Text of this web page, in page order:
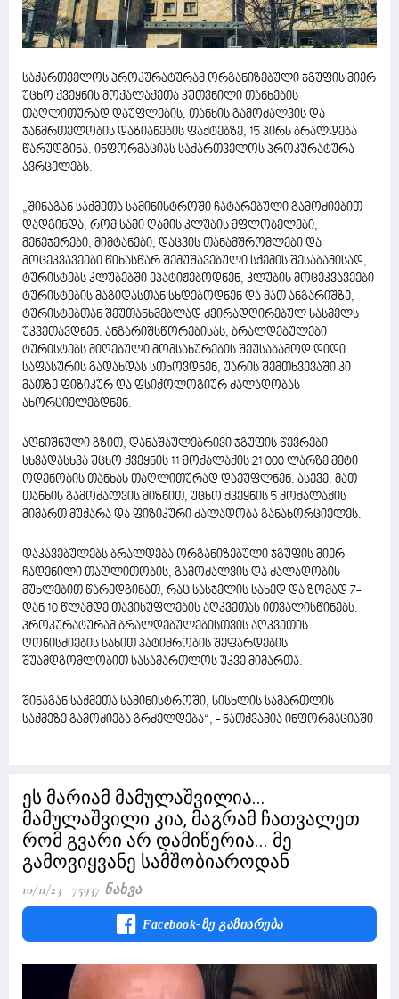
საქართველოს პროკურატურამ ორგანიზებული ჯგუფის მიერ
უცხო ქვეყნის მოქალაქეთა კუთვნილი თანხების
თაღლითურად დაუფლების, თანხის გამოძალვის და
ჯანმრთელობის დაზიანების ფაქტებზე, 15 პირს ბრალდება
წარუდგინა. ინფორმაციას საქართველოს პროკურატურა
ავრცელებს.
„შინაგან საქმეთა სამინისტროში ჩატარებული გამოძიებით
დადგინდა, რომ სამი ღამის კლუბის მფლობელები,
მენეჯერები, მიმტანები, დაცვის თანამშრომლები და
მოცეკვავეები წინასწარ შემუშავებული სქემის შესაბამისად,
ტურისტებს კლუბებში ეპატიჟებოდნენ, კლუბის მოცეკვავეები
ტურისტების მაგიდასთან სხდებოდნენ და მათ ანგარიშზე,
ტურისტებთან შეუთანხმებლად ძვირადღირებულ სასმელს
უკვეთავდნენ. ანგარიშსწორებისას, ბრალდებულები
ტურისტებს მიღებული მომსახურების შეუსაბამოდ დიდი
საფასურის გადახდას სთხოვდნენ, უარის შემთხვევაში კი
მათზე ფიზიკურ და ფსიქოლოგიურ ძალადობას
ახორციელებდნენ.
აღნიშნული გზით, დანაშაულებრივი ჯგუფის წევრები
სხვადასხვა უცხო ქვეყნის 11 მოქალაქის 21 000 ლარზე მეტი
ოდენობის თანხას თაღლითურად დაეუფლნენ. ასევე, მათ
თანხის გამოძალვის მიზნით, უცხო ქვეყნის 5 მოქალაქის
მიმართ მუქარა და ფიზიკური ძალადობა განახორციელეს.
დაკავებულებს ბრალდება ორგანიზებული ჯგუფის მიერ
ჩადენილი თაღლითობის, გამოძალვის და ძალადობის
მუხლებით წარედგინათ, რაც სასჯელის სახედ და ზომად 7-
დან 10 წლამდე თავისუფლების აღკვეთას ითვალისწინებს.
პროკურატურამ ბრალდებულებისთვის აღკვეთის
ღონისძიების სახით პატიმრობის შეფარდების
შუამდგომლობით სასამართლოს უკვე მიმართა.
შინაგან საქმეთა სამინისტროში, სისხლის სამართლის
საქმეზე გამოძიება გრძელდება“, - ნათქვამია ინფორმაციაში
ეს მარიამ მამულაშვილია...
მამულაშვილი კია, მაგრამ ჩათვალეთ
რომ გვარი არ დამიწერია... მე
გამოვიყვანე სამშობიაროდან
10/11/23 75937 Ნახვა
Facebook-Ზე Გაზიარება